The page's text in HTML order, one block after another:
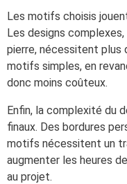
Les motifs choisis
Les designs
pierre, nécessitent plus
motifs simples, en
donc moins coûteux.
Enfin, la complexité du
finaux. Des bordures
motifs nécessitent un
augmenter les heures
au projet.